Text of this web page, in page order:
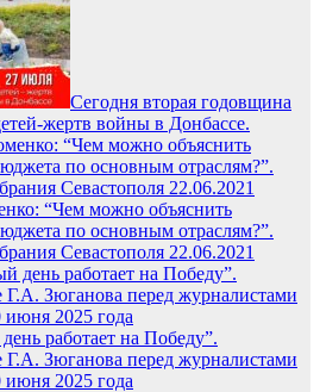
Сегодня вторая годовщина
жертв войны в Донбассе.
“Чем можно объяснить
по основным отраслям?”.
Севастополя 22.06.2021
работает на Победу”.
Зюганова перед журналистами
июня 2025 года